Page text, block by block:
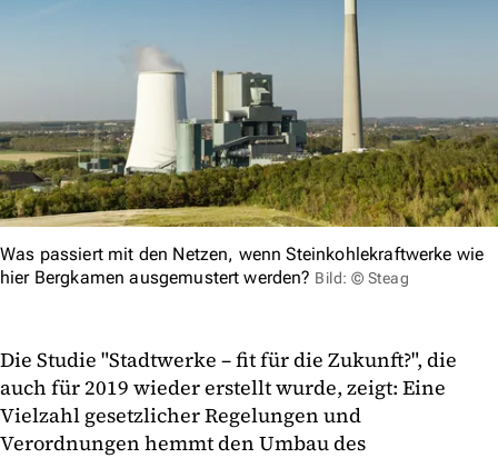
Was passiert mit den Netzen, wenn Steinkohlekraftwerke wie
hier Bergkamen ausgemustert werden? Bild: © Steag
Die Studie "Stadtwerke – fit für die Zukunft?", die
auch für 2019 wieder erstellt wurde, zeigt: Eine
Vielzahl gesetzlicher Regelungen und
Verordnungen hemmt den Umbau des